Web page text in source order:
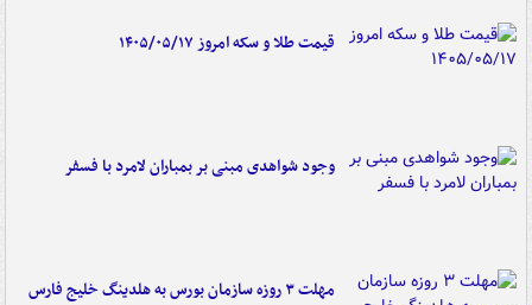
قیمت طلا و سکه امروز ۱۴۰۵/۰۵/۱۷
وجود شواهدی مبنی بر بمباران لامرد با فسفر
مهلت ۳ روزه سازمان بورس به هلدینگ خلیج فارس